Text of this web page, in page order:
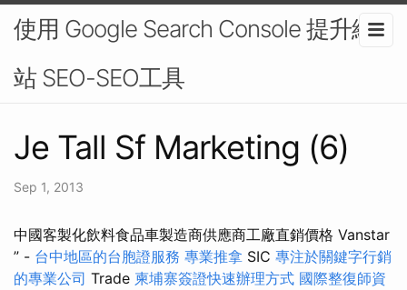
使用 Google Search Console 提升網
站 SEO-SEO工具
Je Tall Sf Marketing (6)
Sep 1, 2013
中國客製化飲料食品車製造商供應商工廠直銷價格 Vanstar
” - 台中地區的台胞證服務 專業推拿 SIC 專注於關鍵字行銷
的專業公司 Trade 柬埔寨簽證快速辦理方式 國際整復師資